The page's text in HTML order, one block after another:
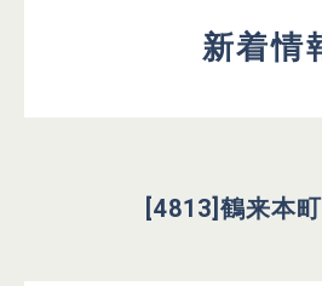
新着情
[4813]鶴来本